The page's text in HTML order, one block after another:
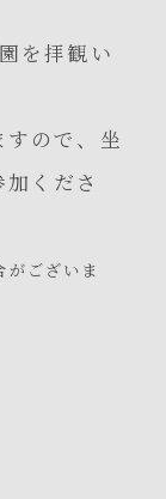
を拝観い
ので、坐
くださ
がございま